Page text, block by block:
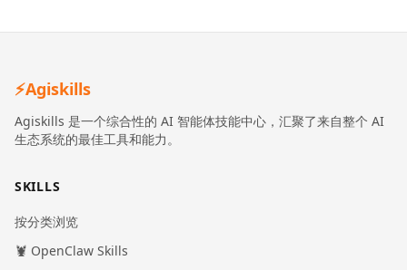
⚡Agiskills
Agiskills 是一个综合性的 AI 智能体技能中心，汇聚了来自整个 AI
生态系统的最佳工具和能力。
SKILLS
按分类浏览
🦞 OpenClaw Skills